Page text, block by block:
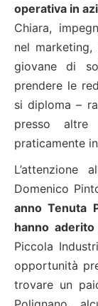
operativa in
Chiara,
nel
giovane di
prendere le
si diploma –
presso
praticamente
L’attenzione
Domenico
anno Tenuta
hanno
Piccola
opportunità
trovare un